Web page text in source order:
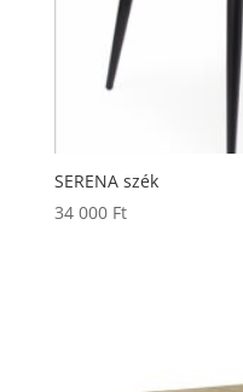
SERENA szék
34 000 Ft